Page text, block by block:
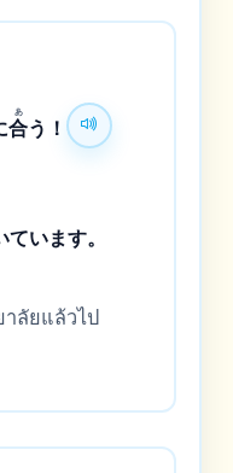
合
あ
う！
ています。
าลัยแล้วไป